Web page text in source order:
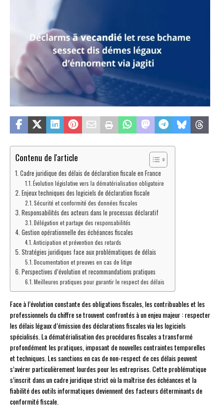
Contenu de l'article
Cadre juridique des délais de déclaration fiscale en France
Évolution législative vers la dématérialisation obligatoire
Enjeux techniques des logiciels de déclaration fiscale
Sécurité et conformité des données fiscales
Responsabilités des acteurs dans le processus déclaratif
Délégation et partage des responsabilités
Gestion opérationnelle des échéances fiscales
Anticipation et prévention des retards
Stratégies juridiques face aux problématiques de délais
Documentation et preuves en cas de litige
Perspectives d’évolution et recommandations pratiques
Meilleures pratiques pour garantir le respect des délais
Face à l’évolution constante des obligations fiscales, les contribuables et les
professionnels du chiffre se trouvent confrontés à un enjeu majeur : respecter
les délais légaux d’émission des déclarations fiscales via les logiciels
spécialisés. La dématérialisation des procédures fiscales a transformé
profondément les pratiques, imposant de nouvelles contraintes temporelles
et techniques. Les sanctions en cas de non-respect de ces délais peuvent
s’avérer particulièrement lourdes pour les entreprises. Cette problématique
s’inscrit dans un cadre juridique strict où la maîtrise des échéances et la
fiabilité des outils informatiques deviennent des facteurs déterminants de
conformité fiscale.